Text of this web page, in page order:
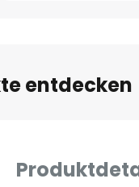
entdecken